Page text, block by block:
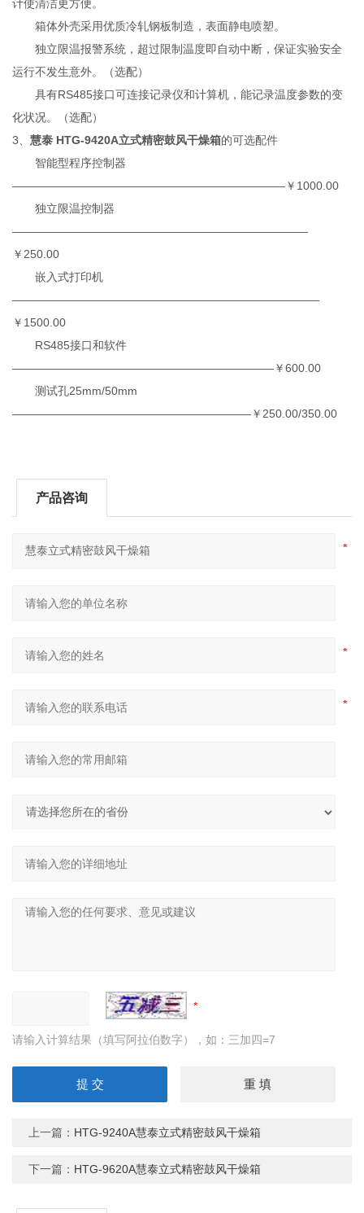
计使清洁更方便。
箱体外壳采用优质冷轧钢板制造，表面静电喷塑。
独立限温报警系统，超过限制温度即自动中断，保证实验安全
运行不发生意外。（选配）
具有RS485接口可连接记录仪和计算机，能记录温度参数的变
化状况。（选配）
3、慧泰 HTG-9420A立式精密鼓风干燥箱的可选配件
智能型程序控制器
————————————————————————￥1000.00
独立限温控制器
——————————————————————————
￥250.00
嵌入式打印机
———————————————————————————
￥1500.00
RS485接口和软件
———————————————————————￥600.00
测试孔25mm/50mm
—————————————————————￥250.00/350.00
产品咨询
请输入计算结果（填写阿拉伯数字），如：三加四=7
上一篇： HTG-9240A慧泰立式精密鼓风干燥箱
下一篇： HTG-9620A慧泰立式精密鼓风干燥箱